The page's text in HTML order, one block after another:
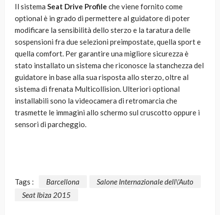
Il sistema Seat Drive Profile che viene fornito come
optional è in grado di permettere al guidatore di poter
modificare la sensibilità dello sterzo e la taratura delle
sospensioni fra due selezioni preimpostate, quella sport e
quella comfort. Per garantire una migliore sicurezza è
stato installato un sistema che riconosce la stanchezza del
guidatore in base alla sua risposta allo sterzo, oltre al
sistema di frenata Multicollision. Ulteriori optional
installabili sono la videocamera di retromarcia che
trasmette le immagini allo schermo sul cruscotto oppure i
sensori di parcheggio.
Tags : Barcellona
Salone Internazionale dell\'Auto
Seat Ibiza 2015